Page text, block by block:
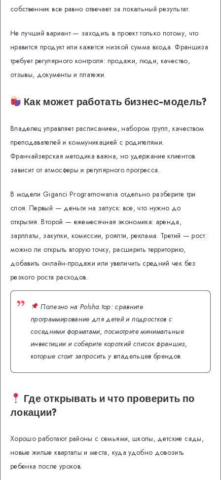
собственник все равно отвечает за локальный результат.
Не лучший вариант — заходить в проект только потому, что
нравится продукт или кажется низкой сумма входа. Франшиза
требует регулярного контроля: продажи, люди, качество,
отзывы, документы и платежи.
Как может работать бизнес-модель?
Владелец управляет расписанием, набором групп, качеством
преподавателей и коммуникацией с родителями.
Франчайзерская методика важна, но удержание клиентов
зависит от атмосферы и регулярного прогресса.
В модели Giganci Programowania отдельно разберите три
слоя. Первый — деньги на запуск: все, что нужно до
открытия. Второй — ежемесячная экономика: аренда,
зарплаты, закупки, комиссии, роялти, реклама. Третий — рост:
можно ли открыть вторую точку, расширить территорию,
добавить онлайн-продажи или увеличить средний чек без
резкого роста расходов.
Полезно на Polsha.top: сравните
программирование для детей и подростков с
соседними форматами, посмотрите минимальные
инвестиции и соберите короткий список франшиз,
которые стоит запросить у владельцев брендов.
Где открывать и что проверить по
локации?
Хорошо работают районы с семьями, школы, детские сады,
новые жилые кварталы и места, куда удобно довозить
ребенка после уроков.